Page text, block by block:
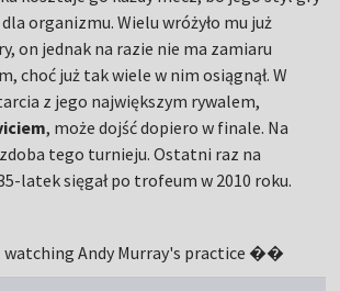
organizmu. Wielu wróżyło mu już
on jednak na razie nie ma zamiaru
choć już tak wiele w nim osiągnął. W
z jego największym rywalem,
, może dojść dopiero w finale. Na
tego turnieju. Ostatni raz na
latek sięgał po trofeum w 2010 roku.
watching Andy Murray's practice ��